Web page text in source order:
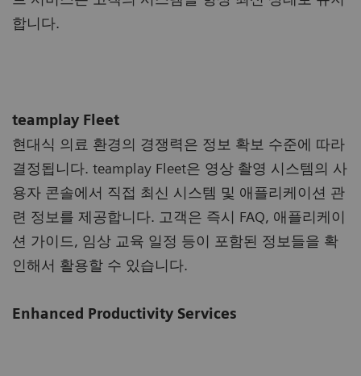
합니다.
teamplay Fleet
현대식 의료 환경의 경쟁력은 정보 확보 수준에 따라
결정됩니다. teamplay Fleet은 영상 촬영 시스템의 사
용자 콘솔에서 직접 최신 시스템 및 애플리케이션 관
련 정보를 제공합니다. 고객은 즉시 FAQ, 애플리케이
션 가이드, 임상 교육 일정 등이 포함된 정보들을 확
인해서 활용할 수 있습니다.
Enhanced Productivity Services